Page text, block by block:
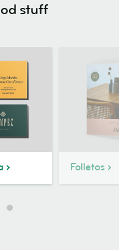
stuff
Folletos